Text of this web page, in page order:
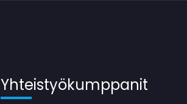
Yhteistyökumppanit